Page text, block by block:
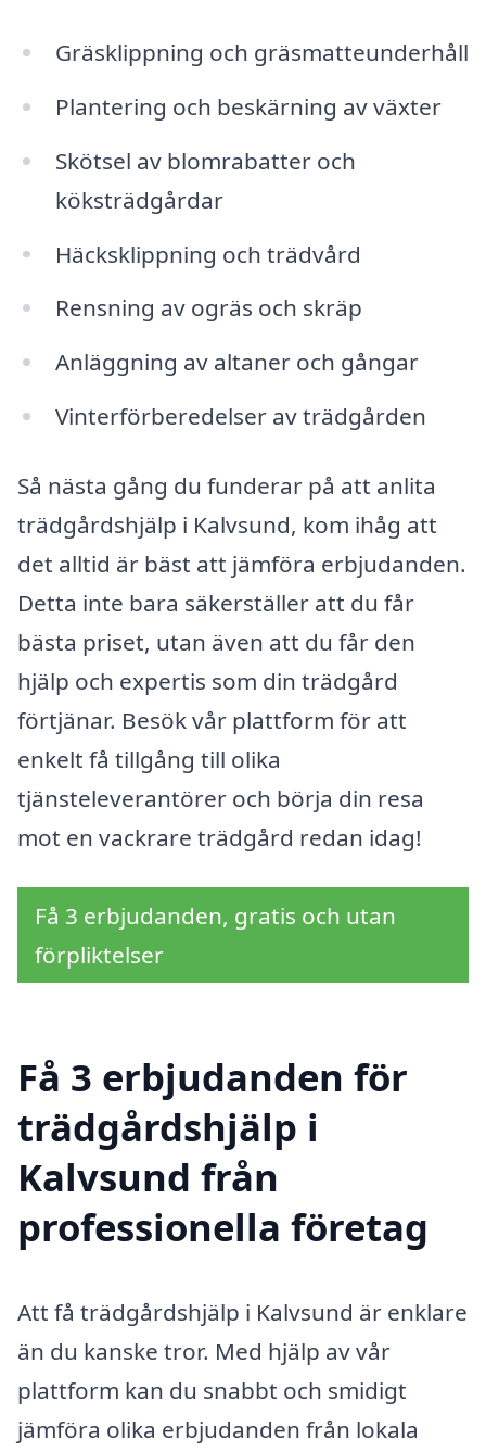
Gräsklippning och gräsmatteunderhåll
Plantering och beskärning av växter
Skötsel av blomrabatter och
köksträdgårdar
Häcksklippning och trädvård
Rensning av ogräs och skräp
Anläggning av altaner och gångar
Vinterförberedelser av trädgården
Så nästa gång du funderar på att anlita
trädgårdshjälp i Kalvsund, kom ihåg att
det alltid är bäst att jämföra erbjudanden.
Detta inte bara säkerställer att du får
bästa priset, utan även att du får den
hjälp och expertis som din trädgård
förtjänar. Besök vår plattform för att
enkelt få tillgång till olika
tjänsteleverantörer och börja din resa
mot en vackrare trädgård redan idag!
Få 3 erbjudanden, gratis och utan
förpliktelser
Få 3 erbjudanden för
trädgårdshjälp i
Kalvsund från
professionella företag
Att få trädgårdshjälp i Kalvsund är enklare
än du kanske tror. Med hjälp av vår
plattform kan du snabbt och smidigt
jämföra olika erbjudanden från lokala